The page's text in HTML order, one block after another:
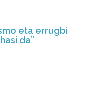
eta errugbi
da”